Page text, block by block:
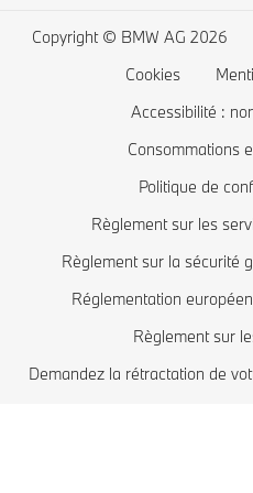
Mise à jour logiciel Remote
Offres exclusives BMW
Comparez les modèles BMW
Boutique Lifestyle BMW
Reprise de votre véhicule
Réservez votre essai
Recommandation
BMW Série 2
BMW Série 1
BMW M
Coût des voitures électriques
BMW hybrides rechargeables
Copyright © BMW AG 2026
Cookies
Accessibilité :
Consommations
Politique de
Règlement sur les
Règlement sur la sécurité
Réglementation
Règlement sur
Demandez la rétractation de